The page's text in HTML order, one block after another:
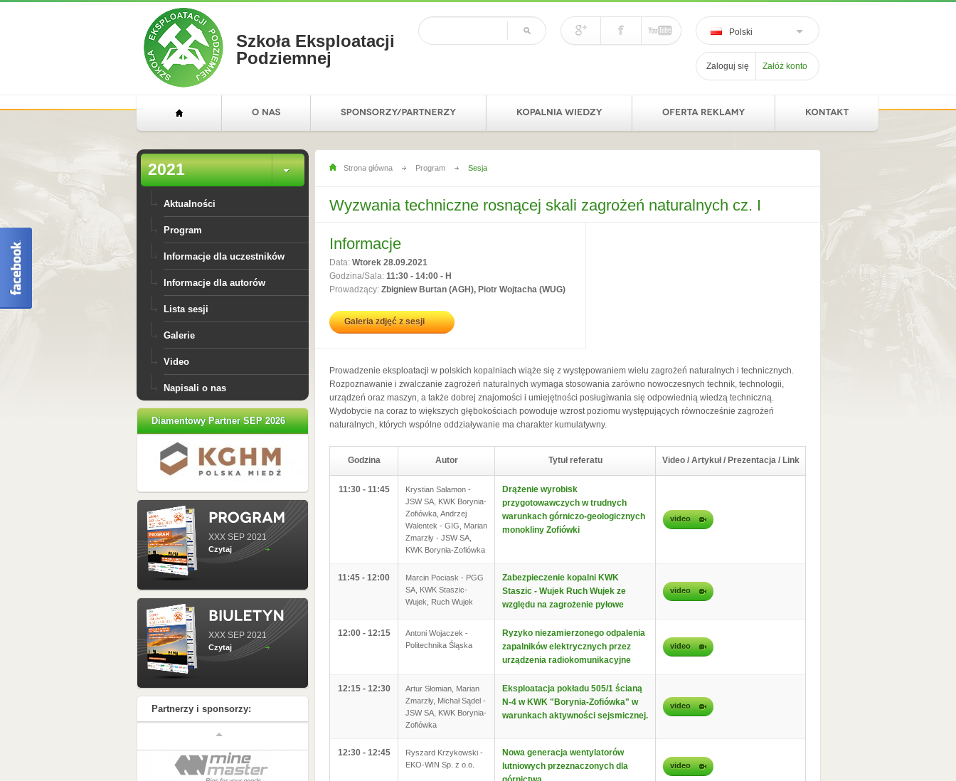
Szkoła Eksploatacji
Podziemnej
Polski
Zaloguj się Załóż konto
2021
Aktualności
Program
Informacje dla uczestników
Informacje dla autorów
Lista sesji
Galerie
Video
Napisali o nas
Diamentowy Partner SEP 2026
XXX SEP 2021
Czytaj
XXX SEP 2021
Czytaj
Partnerzy i sponsorzy:
Strona główna Program Sesja
Wyzwania techniczne rosnącej skali zagrożeń naturalnych cz. I
Informacje
Data: Wtorek 28.09.2021
Godzina/Sala: 11:30 - 14:00 - H
Prowadzący: Zbigniew Burtan (AGH), Piotr Wojtacha (WUG)
Galeria zdjęć z sesji
Prowadzenie eksploatacji w polskich kopalniach wiąże się z występowaniem wielu zagrożeń naturalnych i technicznych.
Rozpoznawanie i zwalczanie zagrożeń naturalnych wymaga stosowania zarówno nowoczesnych technik, technologii,
urządzeń oraz maszyn, a także dobrej znajomości i umiejętności posługiwania się odpowiednią wiedzą techniczną.
Wydobycie na coraz to większych głębokościach powoduje wzrost poziomu występujących równocześnie zagrożeń
naturalnych, których wspólne oddziaływanie ma charakter kumulatywny.
Godzina Autor Tytuł referatu Video / Artykuł / Prezentacja / Link
11:30 - 11:45
Krystian Salamon -
JSW SA, KWK Borynia-
Zofiówka, Andrzej
Walentek - GIG, Marian
Zmarzły - JSW SA,
KWK Borynia-Zofiówka
Drążenie wyrobisk
przygotowawczych w trudnych
warunkach górniczo-geologicznych
monokliny Zofiówki
video
11:45 - 12:00
Marcin Pociask - PGG
SA, KWK Staszic-
Wujek, Ruch Wujek
Zabezpieczenie kopalni KWK
Staszic - Wujek Ruch Wujek ze
względu na zagrożenie pyłowe
video
12:00 - 12:15
Antoni Wojaczek -
Politechnika Śląska
Ryzyko niezamierzonego odpalenia
zapalników elektrycznych przez
urządzenia radiokomunikacyjne
video
12:15 - 12:30
Artur Słomian, Marian
Zmarzły, Michał Sądel -
JSW SA, KWK Borynia-
Zofiówka
Eksploatacja pokładu 505/1 ścianą
N-4 w KWK "Borynia-Zofiówka" w
warunkach aktywności sejsmicznej.
video
12:30 - 12:45
Ryszard Krzykowski -
EKO-WIN Sp. z o.o.
Nowa generacja wentylatorów
lutniowych przeznaczonych dla
video